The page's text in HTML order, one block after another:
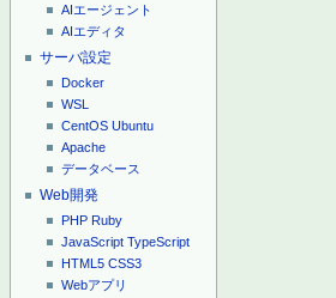
AIエージェント
AIエディタ
サーバ設定
Docker
WSL
CentOS Ubuntu
Apache
データベース
Web開発
PHP Ruby
JavaScript TypeScript
HTML5 CSS3
Webアプリ